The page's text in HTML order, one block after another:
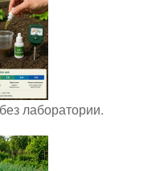
лаборатории.